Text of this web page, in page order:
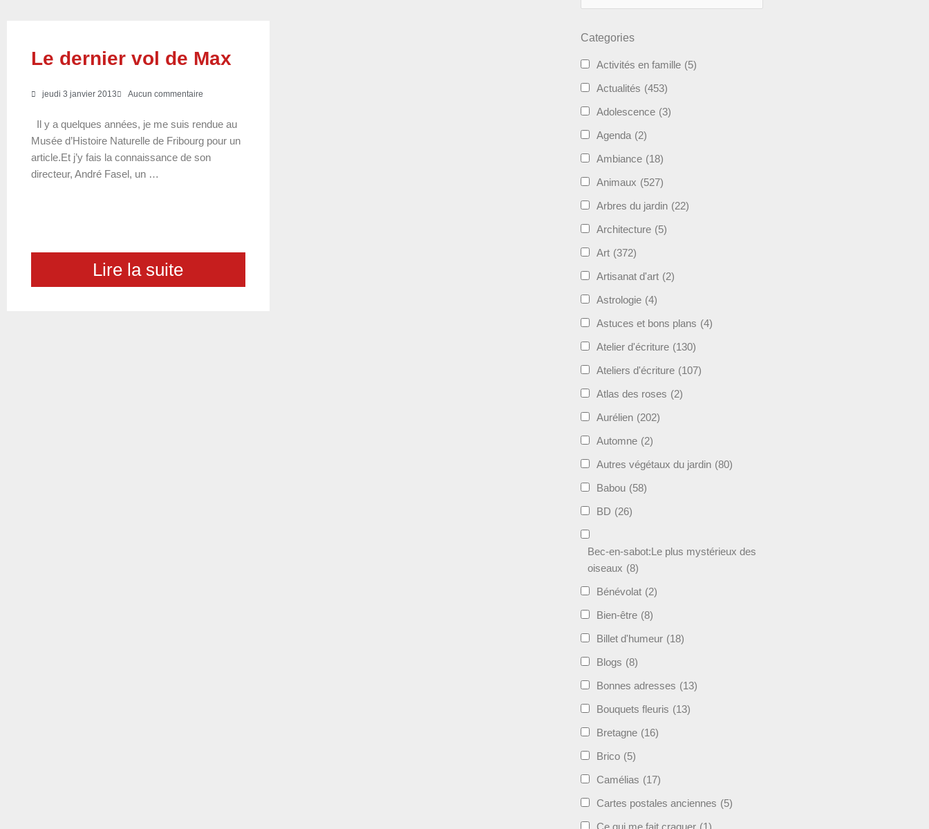
Le dernier vol de Max
jeudi 3 janvier 2013 Aucun commentaire
Il y a quelques années, je me suis rendue au
Musée d’Histoire Naturelle de Fribourg pour un
article.Et j’y fais la connaissance de son
directeur, André Fasel, un …
Lire la suite
Categories
Activités en famille (5)
Actualités (453)
Adolescence (3)
Agenda (2)
Ambiance (18)
Animaux (527)
Arbres du jardin (22)
Architecture (5)
Art (372)
Artisanat d'art (2)
Astrologie (4)
Astuces et bons plans (4)
Atelier d'écriture (130)
Ateliers d'écriture (107)
Atlas des roses (2)
Aurélien (202)
Automne (2)
Autres végétaux du jardin (80)
Babou (58)
BD (26)
Bec-en-sabot:Le plus mystérieux des
oiseaux (8)
Bénévolat (2)
Bien-être (8)
Billet d'humeur (18)
Blogs (8)
Bonnes adresses (13)
Bouquets fleuris (13)
Bretagne (16)
Brico (5)
Camélias (17)
Cartes postales anciennes (5)